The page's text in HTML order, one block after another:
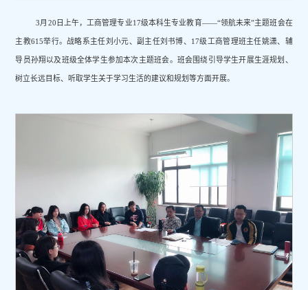
3月20日上午，工商管理专业17级本科生专业教育——“领航未来”主题班会在
主教615举行。战略系主任刘小元、副主任刘书博、17级工商管理班主任姚潇、辅
导员孙翔以及班级全体学生参加本次主题班会。班会围绕引导学生开展生涯规划、
树立长远目标、听取学生关于学习生活的建议和规划等方面开展。